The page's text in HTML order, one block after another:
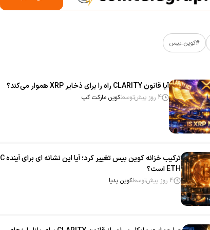
#کوین_بیس
آیا قانون CLARITY راه را برای ذخایر XRP هموار می‌کند؟
4 روز پیش توسطکوین مارکت کپ
ETH است؟
4 روز پیش توسطکوین پدیا